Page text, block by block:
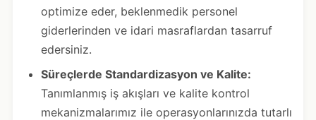
optimize eder, beklenmedik personel
giderlerinden ve idari masraflardan tasarruf
edersiniz.
Süreçlerde Standardizasyon ve Kalite:
Tanımlanmış iş akışları ve kalite kontrol
mekanizmalarımız ile operasyonlarınızda tutarlı